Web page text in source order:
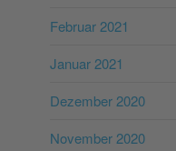
Februar 2021
Januar 2021
Dezember 2020
November 2020